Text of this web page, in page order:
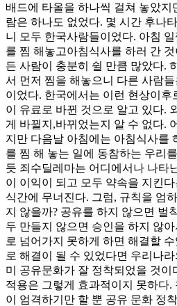
배드에 타올을 하나씩 걸쳐 놓았
람은 하나도 없었다. 몇 시간 후나
니 모두 한국사람들이었다. 아침
를 찜 해놓고아침식사를 하러 간
든 사람이 충분히 쉴 만큼 많았다.
서 먼저 찜을 해놓으니 다른 사람
이었다. 한국에서는 이런 현상이후
이 유료로 바뀐 것으로 알고 있다.
게 바뀔지,바뀌었는지 알 수 없다.
지만 다음날 아침에는 아침식사를
를 찜 해 놓는 일에 동참하는 우리
듯 죄수딜레마는 어디에서나 나타
이 이익이 되고 모두 약속을 지킨
식간에 무너진다. 그럼, 규칙을 엄
지 않을까? 공유를 하지 않으면 벌
두 만들지 않으면 승인을 하지 않
로 넘어가지 못하게 하면 해결할
로 해결이 될 수 있었다면 우리나라
미 공유문화가 잘 정착되었을 것이
적용은 그렇게 효과적이지 못하다.
이 엄격하기만 할 뿐 공유 문화 정